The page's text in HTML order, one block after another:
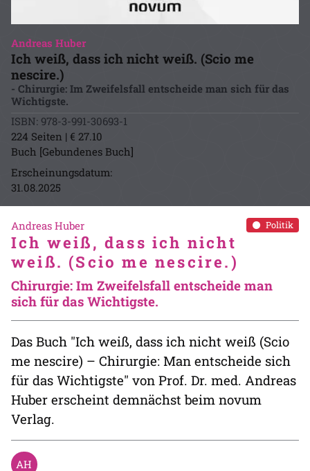
Andreas Huber
Ich weiß, dass ich nicht weiß. (Scio me
nescire.)
- Chirurgie: Im Zweifelsfall entscheide man sich für das
Wichtigste.
ISBN: 978-3-991-30693-1
224 Seiten | € 27.10
Buch [Gebundenes Buch]
Erscheinungsdatum:
31.08.2025
Politik
Andreas Huber
Ich weiß, dass ich nicht
weiß. (Scio me nescire.)
Chirurgie: Im Zweifelsfall entscheide man
sich für das Wichtigste.
Das Buch "Ich weiß, dass ich nicht weiß (Scio
me nescire) – Chirurgie: Man entscheide sich
für das Wichtigste" von Prof. Dr. med. Andreas
Huber erscheint demnächst beim novum
Verlag.